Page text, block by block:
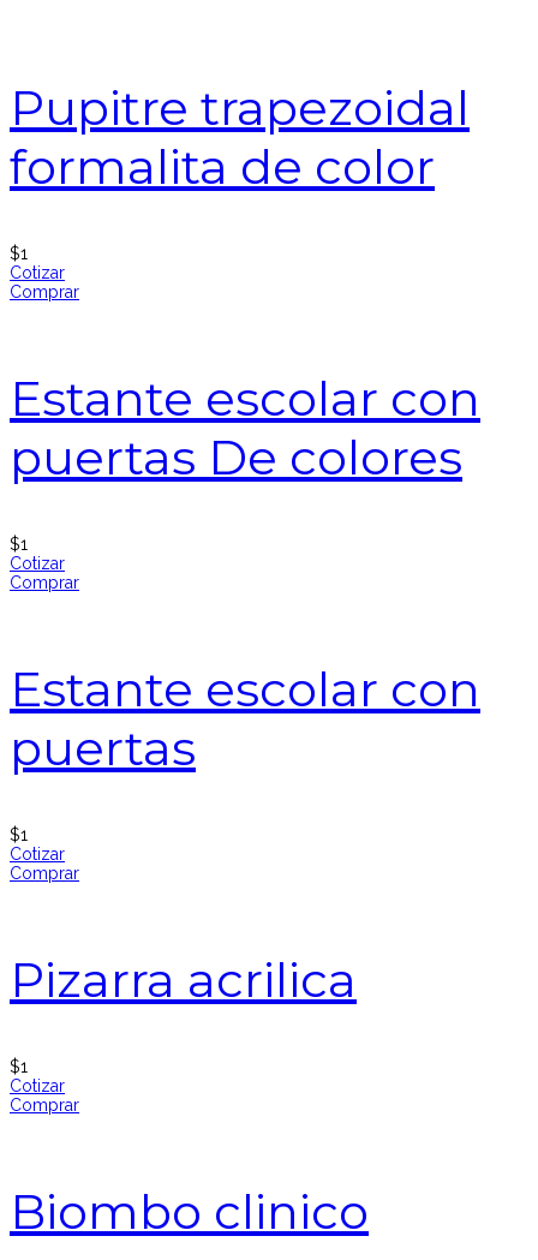
Pupitre trapezoidal
formalita de color
$1
Cotizar
Comprar
Estante escolar con
puertas De colores
$1
Cotizar
Comprar
Estante escolar con
puertas
$1
Cotizar
Comprar
Pizarra acrilica
$1
Cotizar
Comprar
Biombo clinico